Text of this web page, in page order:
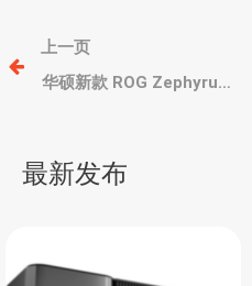
文
章
航
上一页
华硕新款 ROG Zephyrus
刷屏
最新发布